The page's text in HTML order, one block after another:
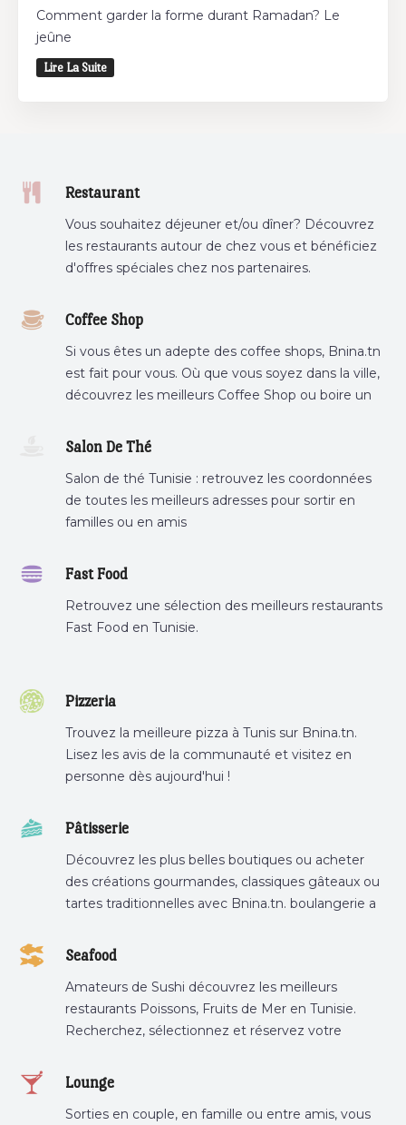
Comment garder la forme durant Ramadan? Le
jeûne
Lire La Suite
Restaurant
Vous souhaitez déjeuner et/ou dîner? Découvrez
les restaurants autour de chez vous et bénéficiez
d'offres spéciales chez nos partenaires.
Coffee Shop
Si vous êtes un adepte des coffee shops, Bnina.tn
est fait pour vous. Où que vous soyez dans la ville,
découvrez les meilleurs Coffee Shop ou boire un
Salon De Thé
Salon de thé Tunisie : retrouvez les coordonnées
de toutes les meilleurs adresses pour sortir en
familles ou en amis
Fast Food
Retrouvez une sélection des meilleurs restaurants
Fast Food en Tunisie.
Pizzeria
Trouvez la meilleure pizza à Tunis sur Bnina.tn.
Lisez les avis de la communauté et visitez en
personne dès aujourd'hui !
Pâtisserie
Découvrez les plus belles boutiques ou acheter
des créations gourmandes, classiques gâteaux ou
tartes traditionnelles avec Bnina.tn. boulangerie a
tunis, pâtisserie sousse .
Seafood
Amateurs de Sushi découvrez les meilleurs
restaurants Poissons, Fruits de Mer en Tunisie.
Recherchez, sélectionnez et réservez votre
Lounge
Sorties en couple, en famille ou entre amis, vous